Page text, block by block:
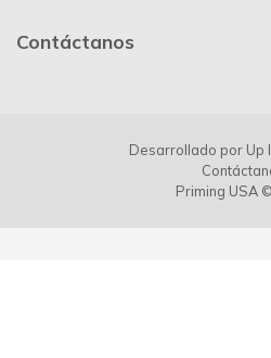
Contáctanos
Desarrollado por Up
Priming USA